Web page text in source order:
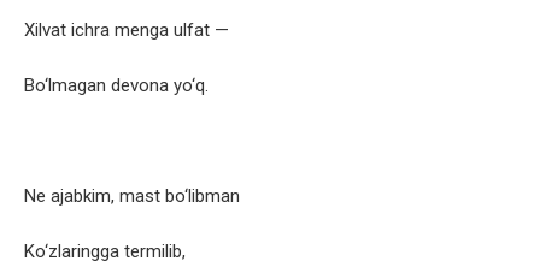
Xilvat ichra menga ulfat —
Bo‘lmagan devona yo‘q.
Ne ajabkim, mast bo‘libman
Ko‘zlaringga termilib,